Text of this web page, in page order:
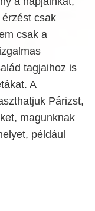
csak
csak a
tagjaihoz is
A
Párizst,
magunknak
például